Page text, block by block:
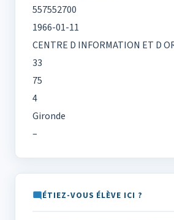
557552700
1966-01-11
CENTRE D INFORMATION ET D
33
75
4
Gironde
–
ÉTIEZ-VOUS ÉLÈVE ICI ?